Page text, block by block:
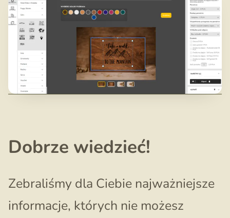
Dobrze wiedzieć!
Zebraliśmy dla Ciebie najważniejsze
informacje, których nie możesz